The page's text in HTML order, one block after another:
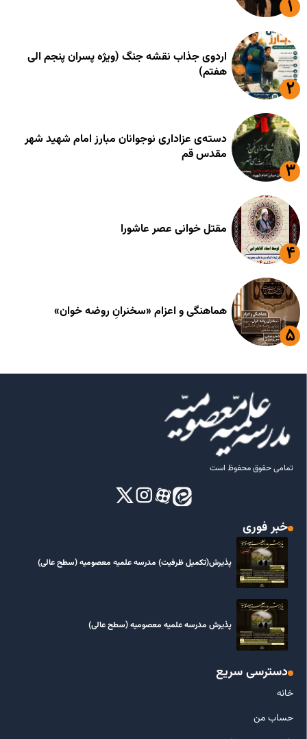
اردوی جذاب نقشه جنگ (ویژه پسران پنجم الی
هفتم)
دسته‌ی عزاداری نوجوانان مبارز امام شهید شهر
مقدس قم
مقتل خوانی عصر عاشورا
هماهنگی و اعزام «سخنرانِ روضه خوان»
تمامی حقوق محفوظ است
خبر فوری
پذیرش(تکمیل ظرفیت) مدرسه علمیه معصومیه‌ (سطح عالی)
پذیرش مدرسه علمیه معصومیه‌ (سطح عالی)
دسترسی سریع
خانه
حساب من